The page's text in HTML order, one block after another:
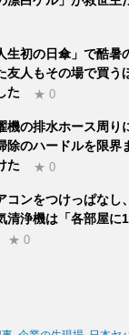
生初の日傘」で酷
友人もその場で買う
た
★ 0
機の排水ホース周り
除のハードルを限
た
★ 0
コンをつけっぱなし
清浄機は「各部屋に
★ 0